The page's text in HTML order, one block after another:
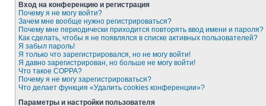
Вход на конференцию и регистрация
Почему я не могу войти?
Зачем мне вообще нужно регистрироваться?
Почему мне периодически приходится повторять ввод имени и пароля?
Как сделать, чтобы я не появлялся в списке активных пользователей?
Я забыл пароль!
Я только что зарегистрировался, но не могу войти!
Я давно зарегистрирован, но больше не могу войти!
Что такое COPPA?
Почему я не могу зарегистрироваться?
Что делает функция «Удалить cookies конференции»?
Параметры и настройки пользователя